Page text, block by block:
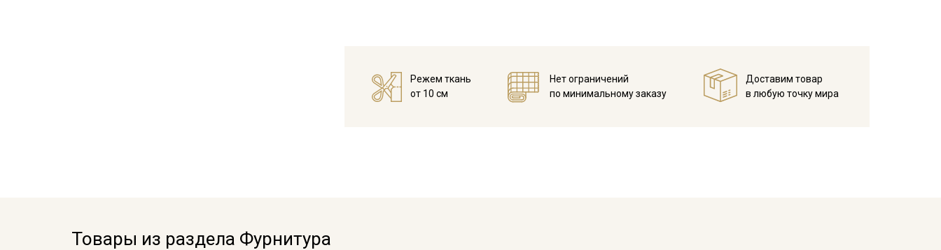
Режем ткань
от 10 см
Нет ограничений
по минимальному заказу
Доставим товар
в любую точку мира
Товары из раздела Фурнитура